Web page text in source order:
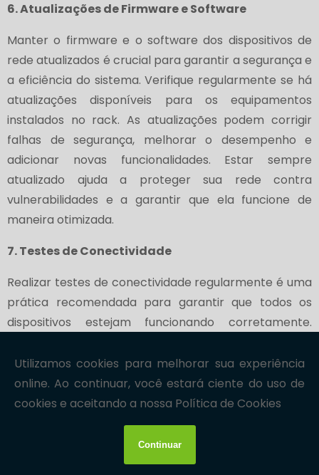
6. Atualizações de Firmware e Software
Manter o firmware e o software dos dispositivos de
rede atualizados é crucial para garantir a segurança e
a eficiência do sistema. Verifique regularmente se há
atualizações disponíveis para os equipamentos
instalados no rack. As atualizações podem corrigir
falhas de segurança, melhorar o desempenho e
adicionar novas funcionalidades. Estar sempre
atualizado ajuda a proteger sua rede contra
vulnerabilidades e a garantir que ela funcione de
maneira otimizada.
7. Testes de Conectividade
Realizar testes de conectividade regularmente é uma
prática recomendada para garantir que todos os
dispositivos estejam funcionando corretamente.
verificar a continuidade e a qualidade do sinal. Isso
ajuda a identificar problemas antes que se tornem
críticos e garante que a infraestrutura de rede esteja
sempre em boas condições. Testes regulares podem
prevenir falhas inesperadas e garantir que a rede
opere de forma eficiente.